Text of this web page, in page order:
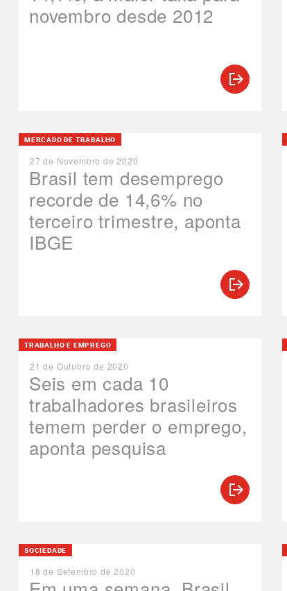
novembro desde 2012
Brasil tem desemprego
recorde de 14,6% no
terceiro trimestre, aponta
IBGE
MERCADO DE TRABALHO
27 de Novembro de 2020
Seis em cada 10
trabalhadores brasileiros
temem perder o emprego,
aponta pesquisa
TRABALHO E EMPREGO
21 de Outubro de 2020
SOCIEDADE
18 de Setembro de 2020